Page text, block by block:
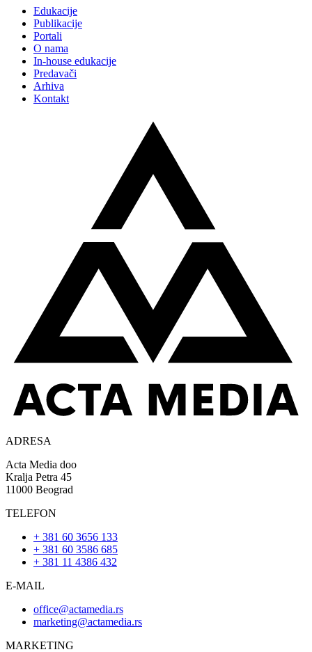
Edukacije
Publikacije
Portali
O nama
In-house edukacije
Predavači
Arhiva
Kontakt
ADRESA
Acta Media doo
Kralja Petra 45
11000 Beograd
TELEFON
+ 381 60 3656 133
+ 381 60 3586 685
+ 381 11 4386 432
E-MAIL
office@actamedia.rs
marketing@actamedia.rs
MARKETING